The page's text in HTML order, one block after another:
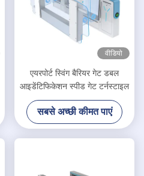
वीडियो
एयरपोर्ट स्विंग बैरियर गेट डबल
आइडेंटिफिकेशन स्पीड गेट टर्नस्टाइल
सबसे अच्छी कीमत पाएं